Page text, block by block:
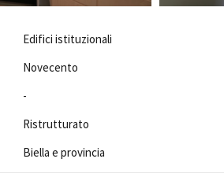
Edifici istituzionali
Novecento
-
Ristrutturato
Biella e provincia